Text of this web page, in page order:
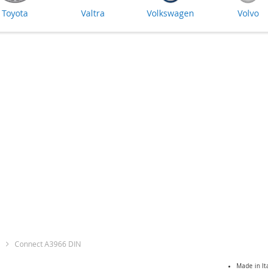
Toyota Valtra Volkswagen Volvo
Connect A3966 DIN
Skip
Made in